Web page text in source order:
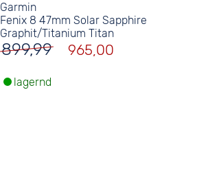
Garmin
Fenix 8 47mm Solar Sapphire
Graphit/Titanium Titan
899,99 965,00
lagernd